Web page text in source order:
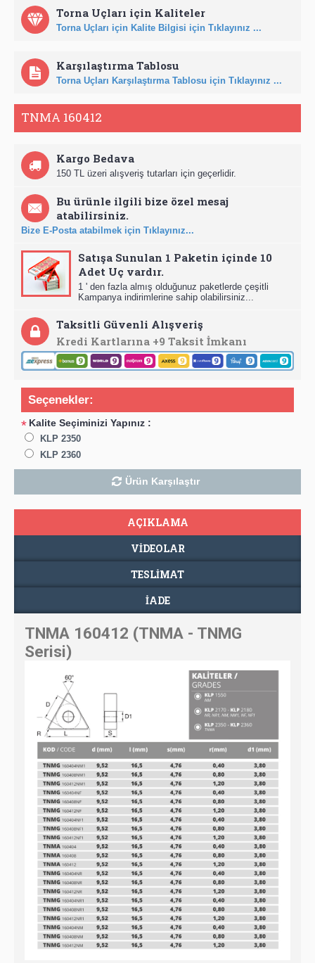
Torna Uçları için Kaliteler
Torna Uçları için Kalite Bilgisi için Tıklayınız ...
Karşılaştırma Tablosu
Torna Uçları Karşılaştırma Tablosu için Tıklayınız ...
TNMA 160412
Kargo Bedava
150 TL üzeri alışveriş tutarları için geçerlidir.
Bu ürünle ilgili bize özel mesaj
atabilirsiniz.
Bize E-Posta atabilmek için Tıklayınız...
Satışa Sunulan 1 Paketin içinde 10
Adet Uç vardır.
1 ' den fazla almış olduğunuz paketlerde çeşitli
Kampanya indirimlerine sahip olabilirsiniz...
Taksitli Güvenli Alışveriş
Kredi Kartlarına +9 Taksit İmkanı
Seçenekler:
* Kalite Seçiminizi Yapınız :
KLP 2350
KLP 2360
Ürün Karşılaştır
AÇIKLAMA
VIDEOLAR
TESLIMAT
İADE
TNMA 160412 (TNMA - TNMG
Serisi)